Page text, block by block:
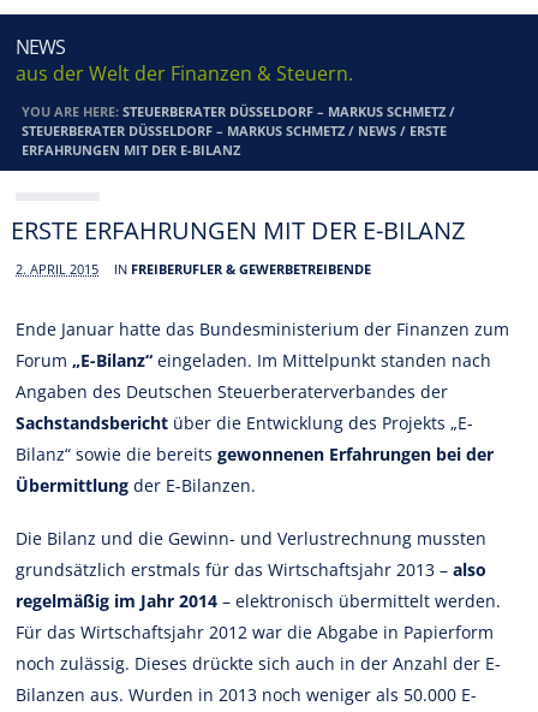
NEWS
aus der Welt der Finanzen & Steuern.
YOU ARE HERE:STEUERBERATER DÜSSELDORF – MARKUS SCHMETZ /
STEUERBERATER DÜSSELDORF – MARKUS SCHMETZ / NEWS / ERSTE
ERFAHRUNGEN MIT DER E-BILANZ
ERSTE ERFAHRUNGEN MIT DER E-BILANZ
2. APRIL 2015 IN FREIBERUFLER & GEWERBETREIBENDE
Ende Januar hatte das Bundesministerium der Finanzen zum
Forum „E-Bilanz“ eingeladen. Im Mittelpunkt standen nach
Angaben des Deutschen Steuerberaterverbandes der
Sachstandsbericht über die Entwicklung des Projekts „E-
Bilanz“ sowie die bereitsgewonnenen Erfahrungen bei der
Übermittlung der E-Bilanzen.
Die Bilanz und die Gewinn- und Verlustrechnung mussten
grundsätzlich erstmals für das Wirtschaftsjahr 2013 – also
regelmäßig im Jahr 2014 – elektronisch übermittelt werden.
Für das Wirtschaftsjahr 2012 war die Abgabe in Papierform
noch zulässig. Dieses drückte sich auch in der Anzahl der E-
Bilanzen aus. Wurden in 2013 noch weniger als 50.000 E-